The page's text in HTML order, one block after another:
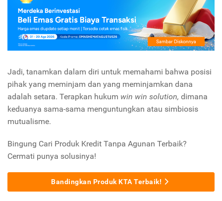
Jadi, tanamkan dalam diri untuk memahami bahwa posisi
pihak yang meminjam dan yang meminjamkan dana
adalah setara. Terapkan hukum win win solution, dimana
keduanya sama-sama menguntungkan atau simbiosis
mutualisme.
Bingung Cari Produk Kredit Tanpa Agunan Terbaik?
Cermati punya solusinya!
Bandingkan Produk KTA Terbaik!